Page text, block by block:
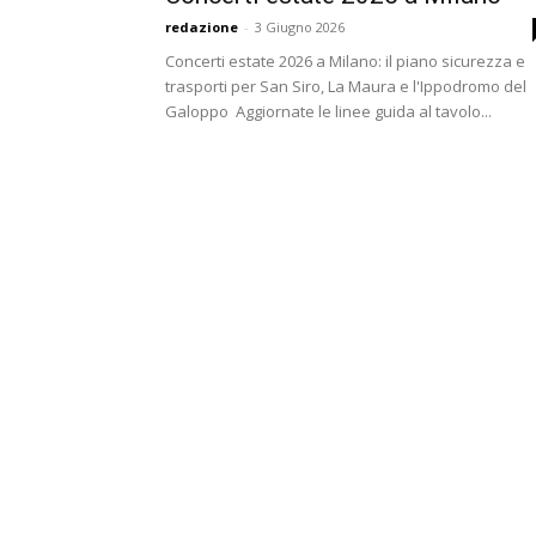
redazione - 3 Giugno 2026
Concerti estate 2026 a Milano: il piano sicurezza e
trasporti per San Siro, La Maura e l'Ippodromo del
Galoppo Aggiornate le linee guida al tavolo...